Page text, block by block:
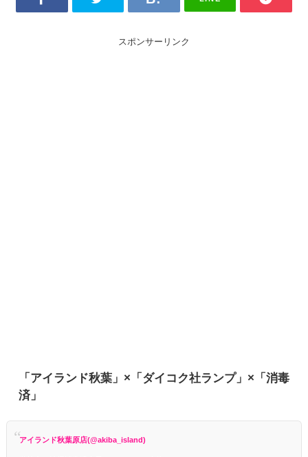
スポンサーリンク
「アイランド秋葉」×「ダイコク社ランプ」×「消毒
済」
アイランド秋葉原店(@akiba_island)